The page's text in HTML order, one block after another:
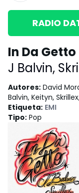
RADIO
In Da Getto
J Balvin,
Autores: David
Balvin, Keityn,
Etiqueta: EMI
Tipo: Pop